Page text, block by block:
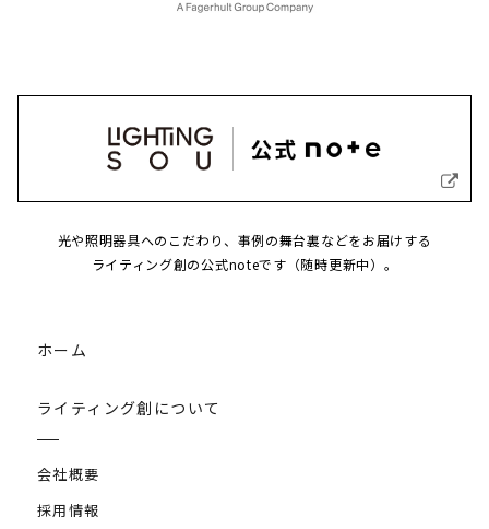
光や照明器具へのこだわり、事例の舞台裏などをお届けする
ライティング創の公式noteです（随時更新中）。
ホーム
ライティング創について
会社概要
採用情報